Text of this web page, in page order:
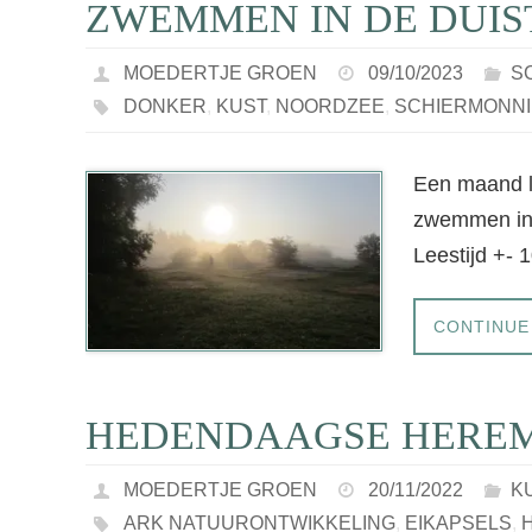
ZWEMMEN IN DE
MOEDERTJE GROEN 09/10/2023
DONKER, KUST, NOORDZEE,
Een maand
zwemmen
Leestijd +-
HEDENDAAGSE
MOEDERTJE GROEN 20/11/2022
ARK NATUURONTWIKKELING, EIKAPSELS,